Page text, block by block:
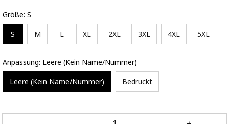
Größe: S
S M L XL 2XL 3XL 4XL 5XL
Anpassung: Leere (Kein Name/Nummer)
Leere (Kein Name/Nummer) Bedruckt